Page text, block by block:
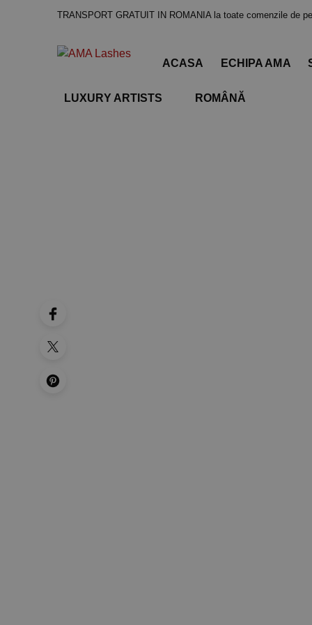
TRANSPORT GRATUIT IN ROMANIA la toate comenzile de
ACASA ECHIPA AMA
LUXURY ARTISTS ROMÂNĂ